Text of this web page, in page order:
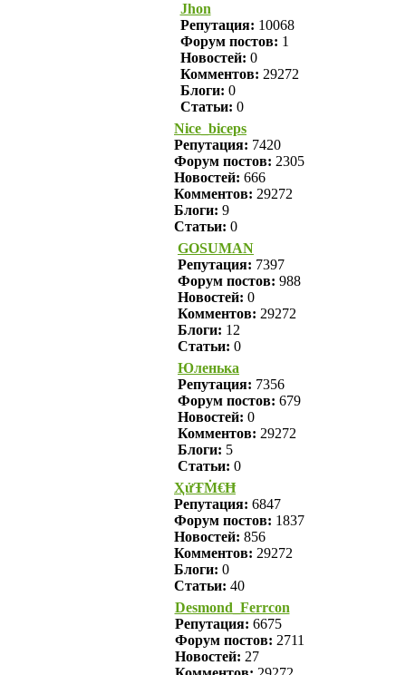
Jhon
Репутация: 10068
Форум постов: 1
Новостей: 0
Комментов: 29272
Блоги: 0
Статьи: 0
Nice_biceps
Репутация: 7420
Форум постов: 2305
Новостей: 666
Комментов: 29272
Блоги: 9
Статьи: 0
GOSUMAN
Репутация: 7397
Форум постов: 988
Новостей: 0
Комментов: 29272
Блоги: 12
Статьи: 0
Юленька
Репутация: 7356
Форум постов: 679
Новостей: 0
Комментов: 29272
Блоги: 5
Статьи: 0
ҲửŦṀ€Ħ
Репутация: 6847
Форум постов: 1837
Новостей: 856
Комментов: 29272
Блоги: 0
Статьи: 40
Desmond_Ferrcon
Репутация: 6675
Форум постов: 2711
Новостей: 27